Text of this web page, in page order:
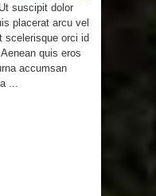
suscipit dolor
placerat arcu vel
scelerisque orci id
quis eros
accumsan
...